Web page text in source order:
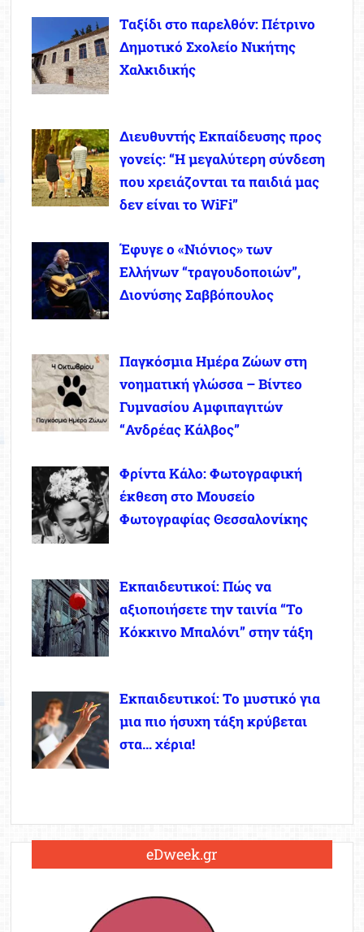
Ταξίδι στο παρελθόν: Πέτρινο
Δημοτικό Σχολείο Νικήτης
Χαλκιδικής
Διευθυντής Εκπαίδευσης προς
γονείς: “Η μεγαλύτερη σύνδεση
που χρειάζονται τα παιδιά μας
δεν είναι το WiFi”
Έφυγε ο «Νιόνιος» των
Ελλήνων “τραγουδοποιών”,
Διονύσης Σαββόπουλος
Παγκόσμια Ημέρα Ζώων στη
νοηματική γλώσσα – Βίντεο
Γυμνασίου Αμφιπαγιτών
“Ανδρέας Κάλβος”
Φρίντα Κάλο: Φωτογραφική
έκθεση στο Μουσείο
Φωτογραφίας Θεσσαλονίκης
Εκπαιδευτικοί: Πώς να
αξιοποιήσετε την ταινία “Το
Κόκκινο Μπαλόνι” στην τάξη
Εκπαιδευτικοί: Το μυστικό για
μια πιο ήσυχη τάξη κρύβεται
στα… χέρια!
eDweek.gr